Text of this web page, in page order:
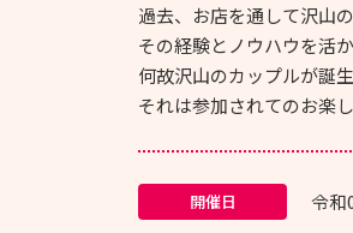
過去、お店を通して沢山
その経験とノウハウを活
何故沢山のカップルが誕
それは参加されてのお楽
開催日 令和